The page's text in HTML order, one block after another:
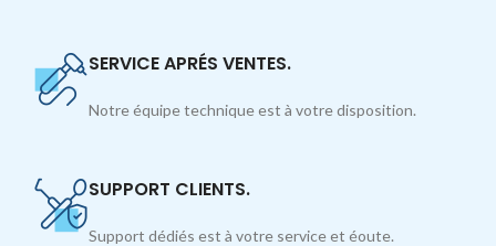
SERVICE APRÉS VENTES.
Notre équipe technique est à votre disposition.
SUPPORT CLIENTS.
Support dédiés est à votre service et éoute.